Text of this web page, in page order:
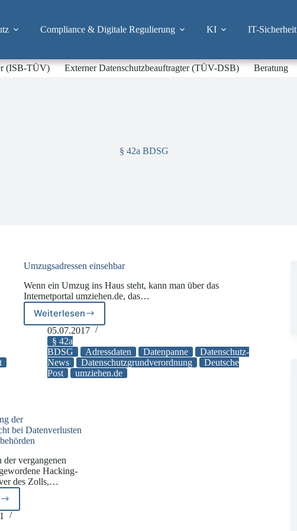
Compliance & Digitale Regulierung KI IT-Sicherheit
(ISB-TÜV) Externer Datenschutzbeauftragter (TÜV-DSB) Beratung
§ 42a BDSG
Umzugsadressen einsehbar
Wenn ein Umzug ins Haus steht, kann man über das
Internetportal umziehen.de, das…
WeiterlesenUmzugsadressen
einsehbar
05.07.2017
§ 42a
BDSG
Adressdaten Datenpanne
Datenschutz-
News
Datenschutzgrundverordnung
Deutsche
Post
umziehen.de
der
bei Datenverlusten
der vergangenen
Hacking-
des Zolls,…